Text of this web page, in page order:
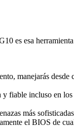
es esa
manejarás desde
fiable incluso en los
más
el BIOS de